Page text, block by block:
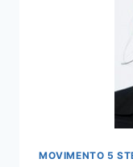
MOVIMENTO 5